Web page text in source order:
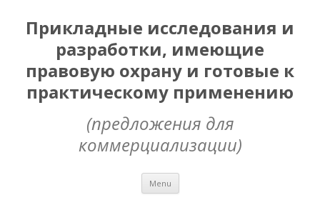
Прикладные исследования и
разработки, имеющие
правовую охрану и готовые к
практическому применению
(предложения для
коммерциализации)
Menu Skip
content